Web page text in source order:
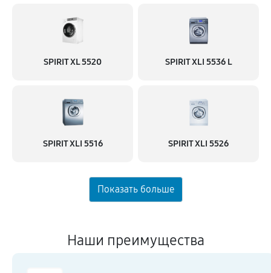
SPIRIT XL 5520 SPIRIT XLI 5536 L
SPIRIT XLI 5516 SPIRIT XLI 5526
Наши преимущества